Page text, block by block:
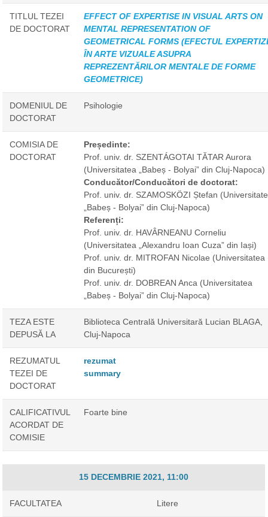
TITLUL TEZEI
DE DOCTORAT
EFFECT OF EXPERTISE IN VISUAL ARTS ON
MENTAL REPRESENTATION OF
GEOMETRICAL FORMS (EFECTUL
ÎN ARTE VIZUALE ASUPRA
REPREZENTĂRILOR MENTALE DE FORME
GEOMETRICE)
DOMENIUL DE
DOCTORAT
Psihologie
COMISIA DE
DOCTORAT
Președinte:
Prof. univ. dr. SZENTÁGOTAI TĂTAR Aurora
(Universitatea „Babeș - Bolyai” din Cluj-Napoca)
Conducător/Conducători de doctorat:
Prof. univ. dr. SZAMOSKÖZI Ștefan
„Babeș - Bolyai” din Cluj-Napoca)
Referenți:
Prof. univ. dr. HAVÂRNEANU Corneliu
(Universitatea „Alexandru Ioan Cuza” din Iași)
Prof. univ. dr. MITROFAN Nicolae (Universitatea
din București)
Prof. univ. dr. DOBREAN Anca (Universitatea
„Babeș - Bolyai” din Cluj-Napoca)
TEZA ESTE
DEPUSĂ LA
Biblioteca Centrală Universitară Lucian BLAGA,
Cluj-Napoca
REZUMATUL
TEZEI DE
DOCTORAT
rezumat
summary
CALIFICATIVUL
ACORDAT DE
COMISIE
Foarte bine
15 DECEMBRIE 2021, 11:00
FACULTATEA Litere